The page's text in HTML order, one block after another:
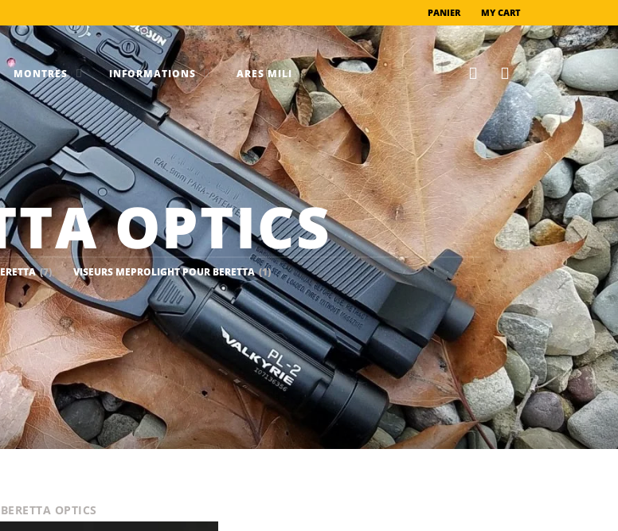
PANIER MY CART
MONTRES INFORMATIONS ARES MILI
OPTICS
(7) VISEURS MEPROLIGHT POUR BERETTA(1)
OPTICS